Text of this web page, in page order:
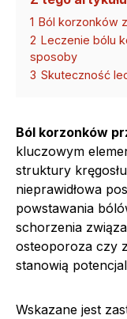
1 Ból korzonków
2 Leczenie bólu
sposoby
3 Skuteczność
Ból korzonków
kluczowym
struktury
nieprawidłowa
powstawania
schorzenia
osteoporoza czy
stanowią
Wskazane jest